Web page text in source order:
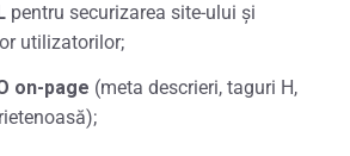
pentru securizarea site-ului și
utilizatorilor;
on-page (meta descrieri, taguri H,